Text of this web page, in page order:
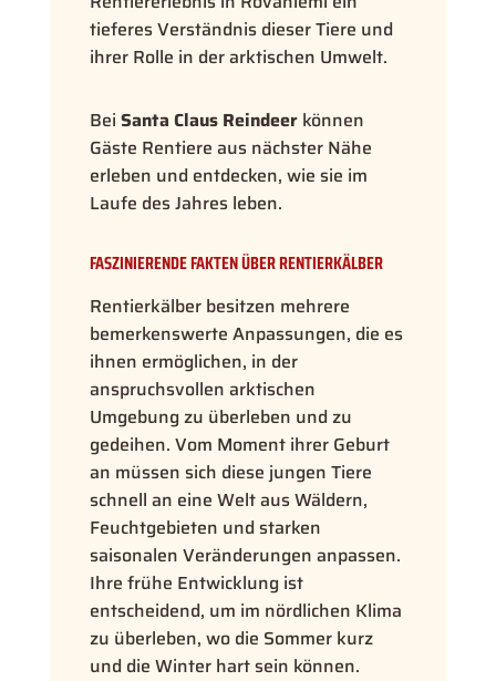
tieferes Verständnis dieser Tiere und
ihrer Rolle in der arktischen Umwelt.
Bei Santa Claus Reindeerkönnen
Gäste Rentiere aus nächster Nähe
erleben und entdecken, wie sie im
Laufe des Jahres leben.
FASZINIERENDE FAKTEN ÜBER RENTIERKÄLBER
Rentierkälber besitzen mehrere
bemerkenswerte Anpassungen, die es
ihnen ermöglichen, in der
anspruchsvollen arktischen
Umgebung zu überleben und zu
gedeihen. Vom Moment ihrer Geburt
an müssen sich diese jungen Tiere
schnell an eine Welt aus Wäldern,
Feuchtgebieten und starken
saisonalen Veränderungen anpassen.
Ihre frühe Entwicklung ist
entscheidend, um im nördlichen Klima
zu überleben, wo die Sommer kurz
und die Winter hart sein können.